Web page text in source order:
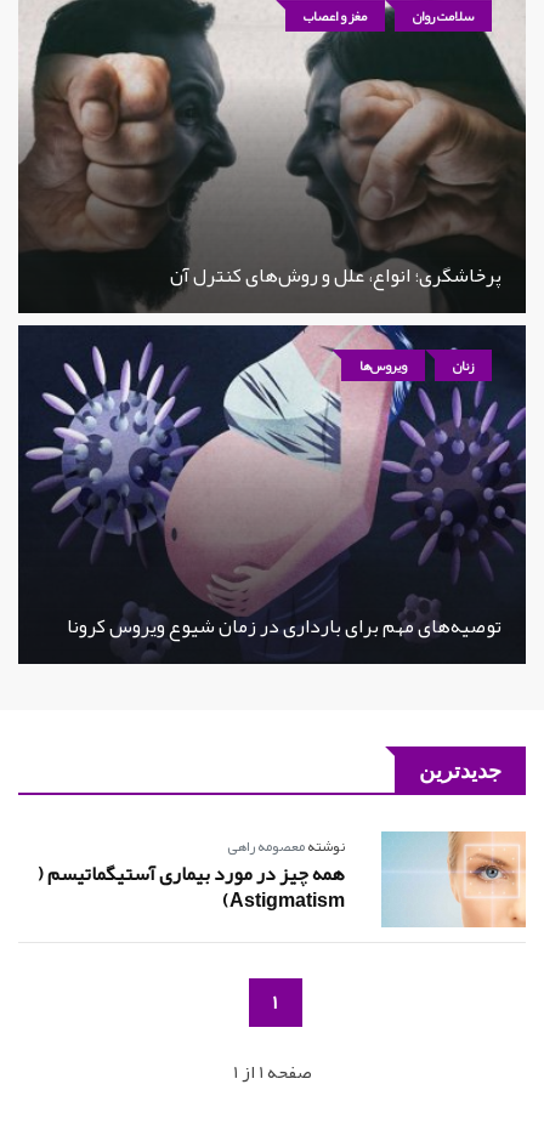
سلامت روان مغز و اعصاب
پرخاشگری؛ انواع، علل و روش‌های کنترل آن
زنان ویروس‌ها
توصیه‌های مهم برای بارداری در زمان شیوع ویروس کرونا
جدیدترین
نوشتهمعصومه راهی
همه چیز در مورد بیماری آستیگماتیسم (
Astigmatism)
1
صفحه 1 از 1